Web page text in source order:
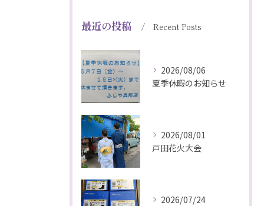
最近の投稿 Recent Posts
2026/08/06
夏季休暇のお知らせ
2026/08/01
戸田花火大会
2026/07/24